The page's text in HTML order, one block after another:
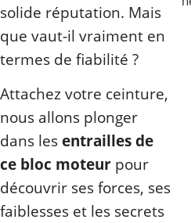
solide réputation. Mais
que vaut-il vraiment en
termes de fiabilité ?
Attachez votre ceinture,
nous allons plonger
dans lesentrailles de
ce bloc moteur pour
découvrir ses forces, ses
faiblesses et les secrets